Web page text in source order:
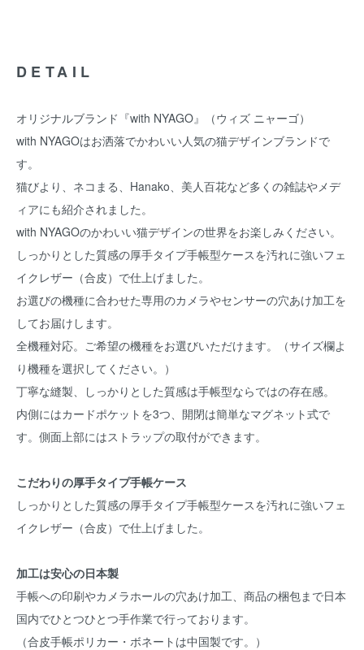
DETAIL
オリジナルブランド『with NYAGO』（ウィズ ニャーゴ）
with NYAGOはお洒落でかわいい人気の猫デザインブランドで
す。
猫びより、ネコまる、Hanako、美人百花など多くの雑誌やメデ
ィアにも紹介されました。
with NYAGOのかわいい猫デザインの世界をお楽しみください。
しっかりとした質感の厚手タイプ手帳型ケースを汚れに強いフェ
イクレザー（合皮）で仕上げました。
お選びの機種に合わせた専用のカメラやセンサーの穴あけ加工を
してお届けします。
全機種対応。ご希望の機種をお選びいただけます。（サイズ欄よ
り機種を選択してください。）
丁寧な縫製、しっかりとした質感は手帳型ならではの存在感。
内側にはカードポケットを3つ、開閉は簡単なマグネット式で
す。側面上部にはストラップの取付ができます。
こだわりの厚手タイプ手帳ケース
しっかりとした質感の厚手タイプ手帳型ケースを汚れに強いフェ
イクレザー（合皮）で仕上げました。
加工は安心の日本製
手帳への印刷やカメラホールの穴あけ加工、商品の梱包まで日本
国内でひとつひとつ手作業で行っております。
（合皮手帳ポリカー・ボネートは中国製です。）